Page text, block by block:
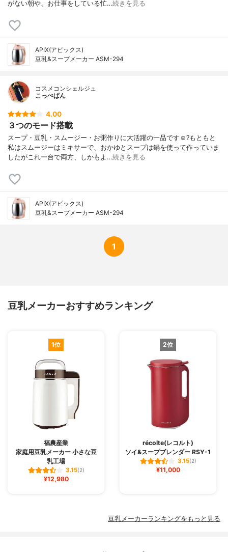
がない朝や、お仕事をしている忙…続きを見る
APIX(アピックス)
豆乳&スープメーカー ASM-294
コスメコンシェルジュ
こっぺぱん
4.00
３つのモード搭載
スープ・豆乳・スムージー・お粥作りに大活躍の一品です☺︎?もともと
私はスムージーはミキサーで、おかゆとスープは鍋を使って作っていま
したがこれ一台で両方、しかもよ…続きを見る
APIX(アピックス)
豆乳&スープメーカー ASM-294
1
豆乳メーカーおすすめランキング
1位
福農産業
家庭用豆乳メーカー 小さな豆
乳工場
3.15(2)
¥12,980
2位
récolte(レコルト)
ソイ&スープブレンダー RSY-1
3.15(2)
¥11,000
豆乳メーカーランキングをもっと見る